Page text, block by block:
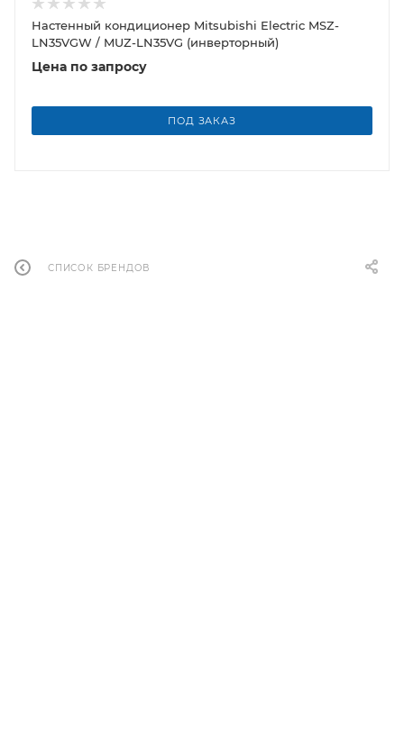
Настенный кондиционер Mitsubishi Electric MSZ-
LN35VGW / MUZ-LN35VG (инверторный)
Цена по запросу
ПОД ЗАКАЗ
СПИСОК БРЕНДОВ